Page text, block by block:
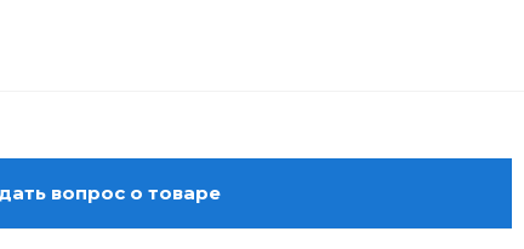
вопрос о товаре